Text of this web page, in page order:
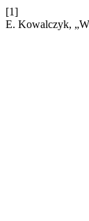
[1]
E. Kowalczyk,